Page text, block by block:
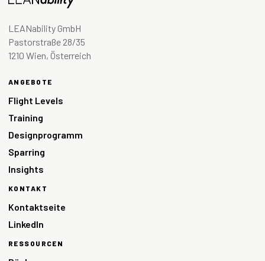
LEANability GmbH
Pastorstraße 28/35
1210 Wien, Österreich
ANGEBOTE
Flight Levels
Training
Designprogramm
Sparring
Insights
KONTAKT
Kontaktseite
LinkedIn
RESSOURCEN